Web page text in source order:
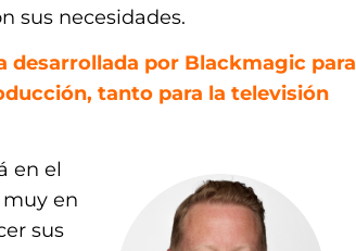
sus necesidades.
desarrollada por Blackmagic para
tanto para la televisión
en el
en
sus